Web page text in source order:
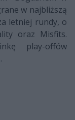
w najbliższą
letniej rundy, o
oraz Misfits.
play-offów
.